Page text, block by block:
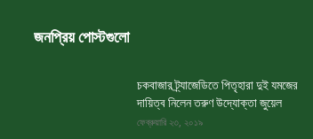
জনপ্রিয় পোস্টগুলো
চকবাজার ট্র্যাজেডিতে পিতৃহারা দুই যমজের
দায়িত্ব নিলেন তরুণ উদ্যোক্তা জুয়েল
ফেব্রুয়ারি ২৩, ২০১৯